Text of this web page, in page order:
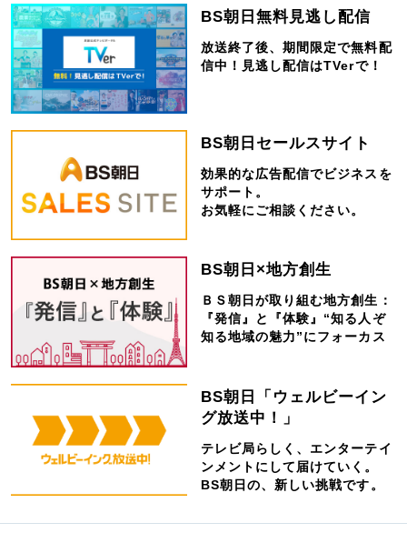
BS朝日無料見逃し配信
放送終了後、期間限定で無料配
信中！見逃し配信はTVerで！
BS朝日セールスサイト
効果的な広告配信でビジネスを
サポート。
お気軽にご相談ください。
BS朝日×地方創生
ＢＳ朝日が取り組む地方創生：
『発信』と『体験』“知る人ぞ
知る地域の魅力”にフォーカス
BS朝日「ウェルビーイン
グ放送中！」
テレビ局らしく、エンターテイ
ンメントにして届けていく。
BS朝日の、新しい挑戦です。